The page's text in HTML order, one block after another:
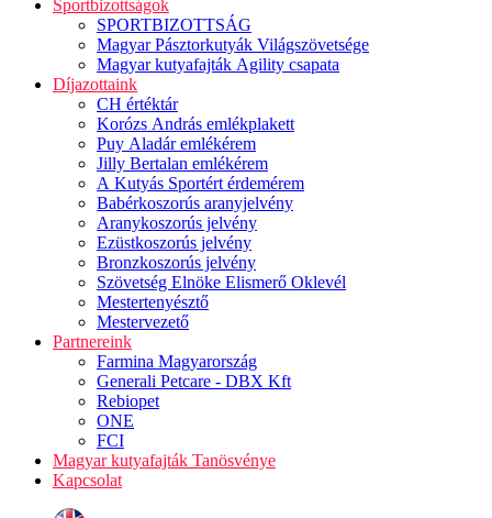
Sportbizottságok
SPORTBIZOTTSÁG
Magyar Pásztorkutyák Világszövetsége
Magyar kutyafajták Agility csapata
Díjazottaink
CH értéktár
Korózs András emlékplakett
Puy Aladár emlékérem
Jilly Bertalan emlékérem
A Kutyás Sportért érdemérem
Babérkoszorús aranyjelvény
Aranykoszorús jelvény
Ezüstkoszorús jelvény
Bronzkoszorús jelvény
Szövetség Elnöke Elismerő Oklevél
Mestertenyésztő
Mestervezető
Partnereink
Farmina Magyarország
Generali Petcare - DBX Kft
Rebiopet
ONE
FCI
Magyar kutyafajták Tanösvénye
Kapcsolat